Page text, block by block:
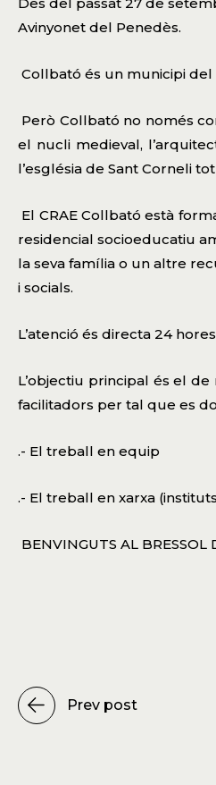
Avinyonet del Penedès.
Collbató és un municipi
Però Collbató no només
el nucli medieval,
l’església de Sant Corneli
El CRAE Collbató està
residencial socioeducatiu
la seva família o un altre
i socials.
L’atenció és directa 24
L’objectiu principal és el
facilitadors per tal que es
.- El treball en equip
.- El treball en xarxa
BENVINGUTS AL BRESSOL
Prev post